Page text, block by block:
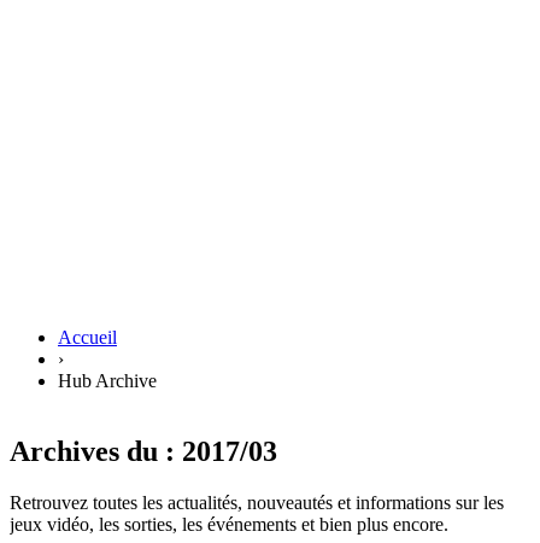
Accueil
›
Hub Archive
Archives du : 2017/03
Retrouvez toutes les actualités, nouveautés et informations sur les
jeux vidéo, les sorties, les événements et bien plus encore.